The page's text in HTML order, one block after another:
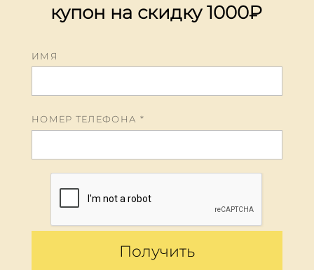
купон на скидку 1000₽
ИМЯ
НОМЕР ТЕЛЕФОНА *
Получить